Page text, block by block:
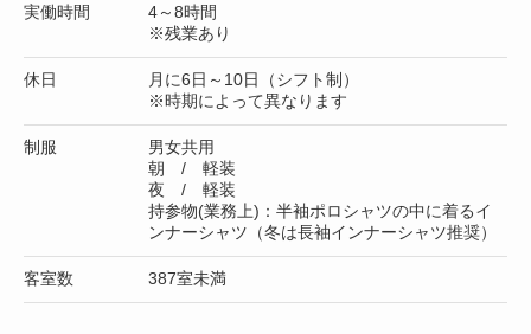
実働時間
4～8時間
※残業あり
休日
月に6日～10日（シフト制）
※時期によって異なります
制服
男女共用
朝 / 軽装
夜 / 軽装
持参物(業務上)：半袖ポロシャツの中に着るイ
ンナーシャツ（冬は長袖インナーシャツ推奨）
客室数 387室未満